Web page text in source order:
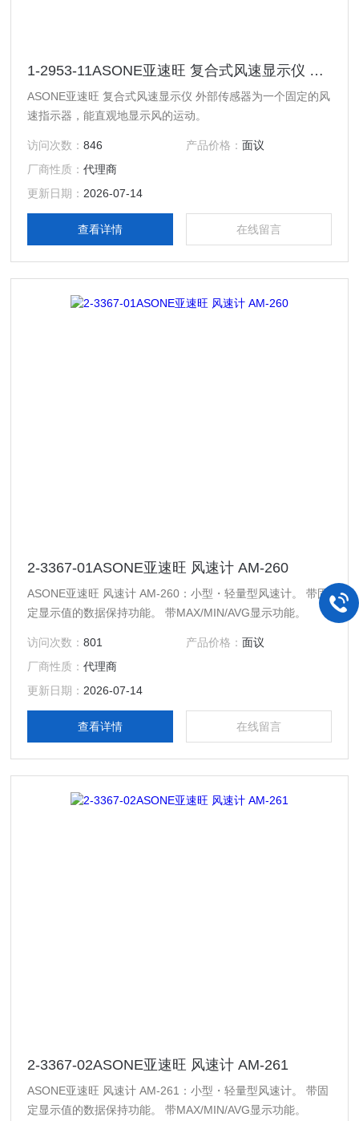
1-2953-11ASONE亚速旺 复合式风速显示仪 外部传感器
ASONE亚速旺 复合式风速显示仪 外部传感器为一个固定的风
速指示器，能直观地显示风的运动。
访问次数：846 产品价格： 面议
厂商性质：代理商
更新日期： 2026-07-14
查看详情 在线留言
2-3367-01ASONE亚速旺 风速计 AM-260
ASONE亚速旺 风速计 AM-260：小型・轻量型风速计。 带固
定显示值的数据保持功能。 带MAX/MIN/AVG显示功能。
访问次数：801 产品价格： 面议
厂商性质：代理商
更新日期： 2026-07-14
查看详情 在线留言
2-3367-02ASONE亚速旺 风速计 AM-261
ASONE亚速旺 风速计 AM-261：小型・轻量型风速计。 带固
定显示值的数据保持功能。 带MAX/MIN/AVG显示功能。